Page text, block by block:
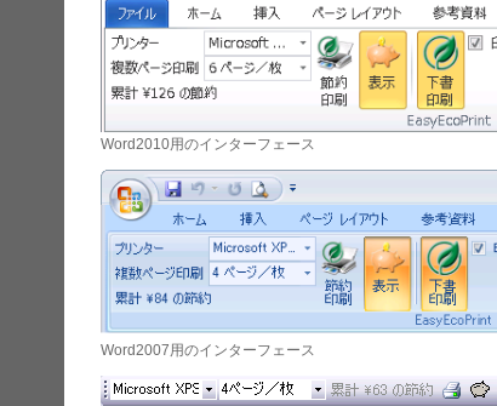
Word2010用のインターフェース
Word2007用のインターフェース